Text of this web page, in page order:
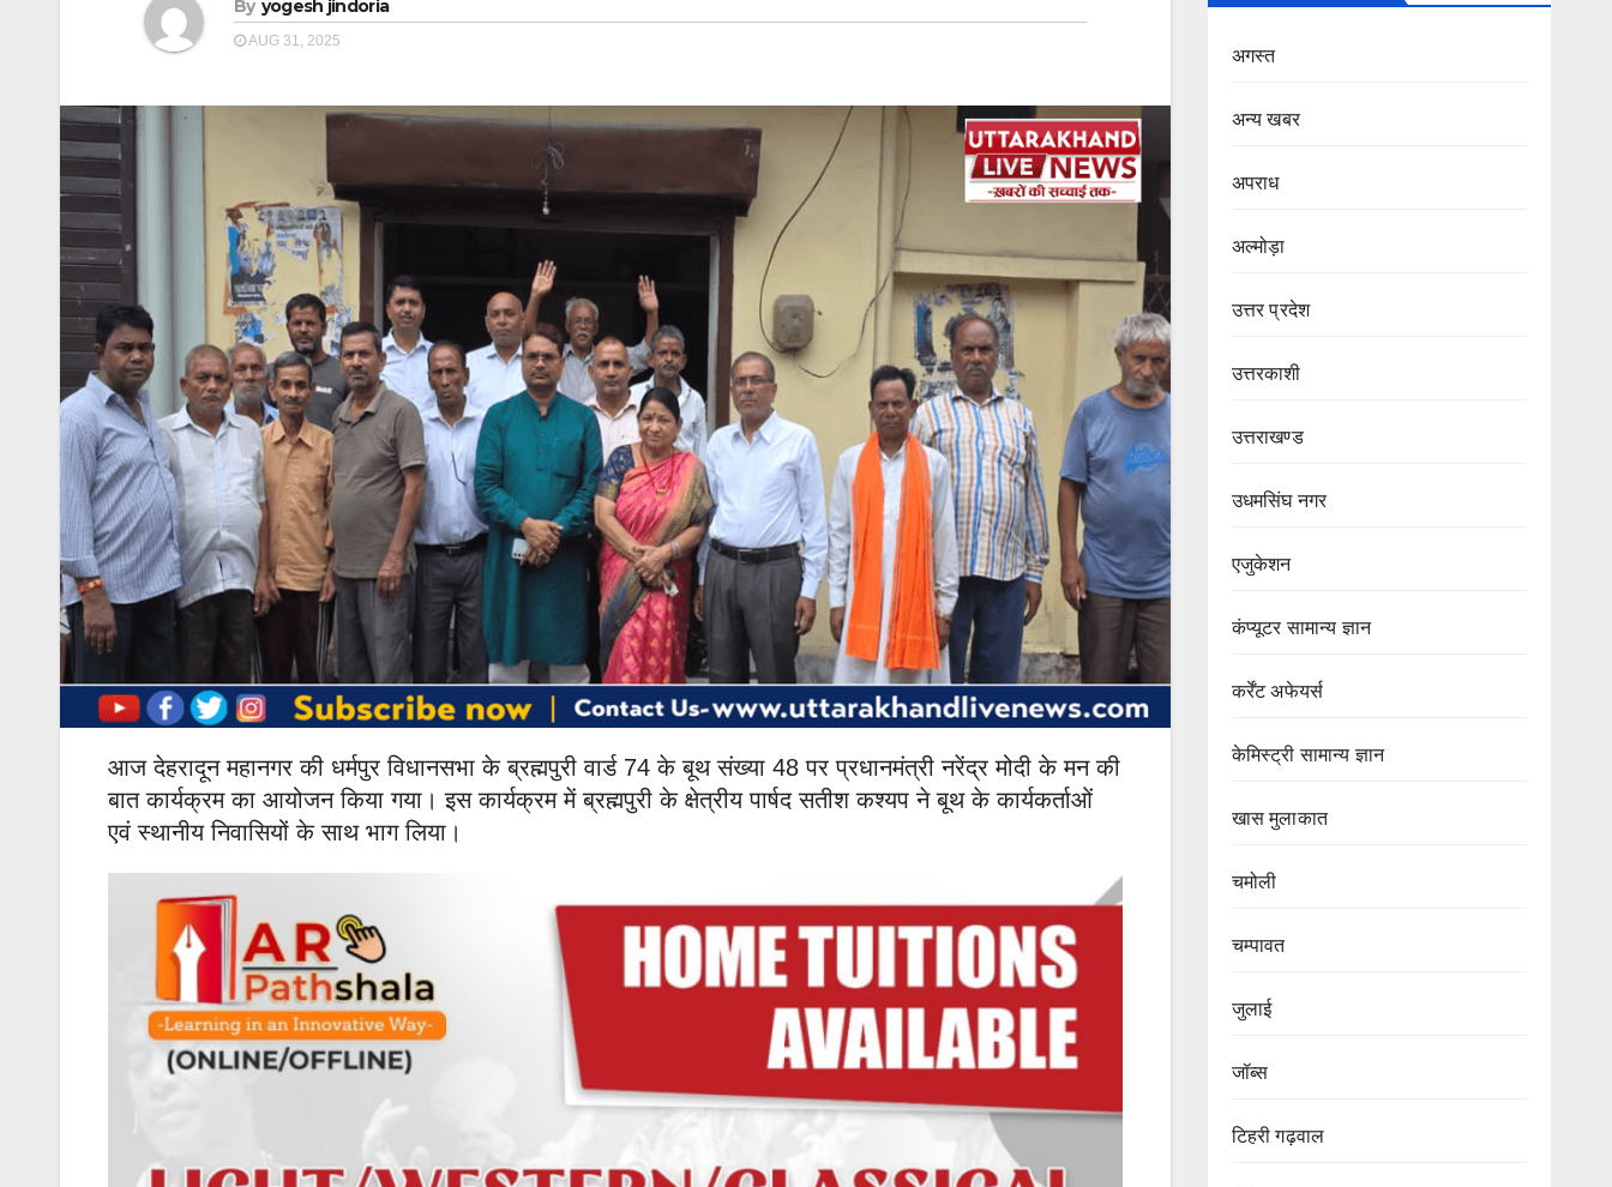
By yogesh jindoria
AUG 31, 2025
आज देहरादून महानगर की धर्मपुर विधानसभा के ब्रह्मपुरी वार्ड 74 के बूथ संख्या 48 पर प्रधानमंत्री नरेंद्र मोदी के मन की
बात कार्यक्रम का आयोजन किया गया। इस कार्यक्रम में ब्रह्मपुरी के क्षेत्रीय पार्षद सतीश कश्यप ने बूथ के कार्यकर्ताओं
एवं स्थानीय निवासियों के साथ भाग लिया।
अगस्त
अन्य खबर
अपराध
अल्मोड़ा
उत्तर प्रदेश
उत्तरकाशी
उत्तराखण्ड
उधमसिंघ नगर
एजुकेशन
कंप्यूटर सामान्य ज्ञान
कर्रेंट अफेयर्स
केमिस्ट्री सामान्य ज्ञान
खास मुलाकात
चमोली
चम्पावत
जुलाई
जॉब्स
टिहरी गढ़वाल